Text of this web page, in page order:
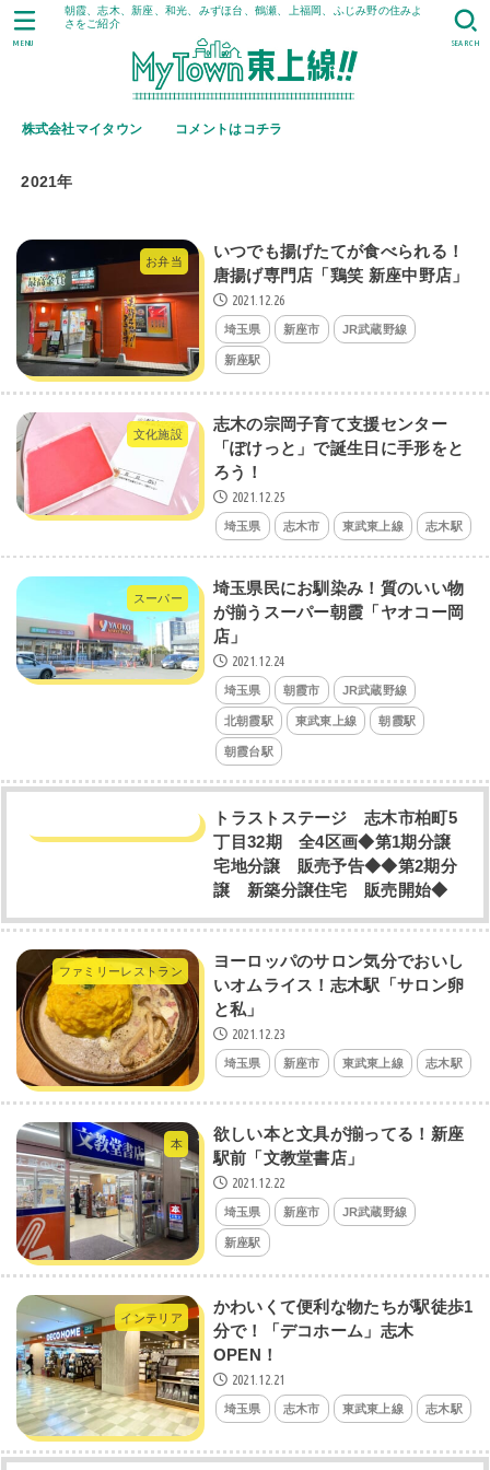
朝霞、志木、新座、和光、みずほ台、鶴瀬、上福岡、ふじみ野の住みよ
さをご紹介
株式会社マイタウン コメントはコチラ
SEARCH
MENU
2021年
お弁当
いつでも揚げたてが食べられる！
唐揚げ専門店「鶏笑 新座中野店」
2021.12.26
埼玉県 新座市 JR武蔵野線
新座駅
文化施設
志木の宗岡子育て支援センター
「ぽけっと」で誕生日に手形をと
ろう！
2021.12.25
埼玉県 志木市 東武東上線 志木駅
スーパー
埼玉県民にお馴染み！質のいい物
が揃うスーパー朝霞「ヤオコー岡
店」
2021.12.24
埼玉県 朝霞市 JR武蔵野線
北朝霞駅 東武東上線 朝霞駅
朝霞台駅
トラストステージ 志木市柏町5
丁目32期 全4区画◆第1期分譲
宅地分譲 販売予告◆◆第2期分
譲 新築分譲住宅 販売開始◆
ファミリーレストラン
ヨーロッパのサロン気分でおいし
いオムライス！志木駅「サロン卵
と私」
2021.12.23
埼玉県 新座市 東武東上線 志木駅
本
欲しい本と文具が揃ってる！新座
駅前「文教堂書店」
2021.12.22
埼玉県 新座市 JR武蔵野線
新座駅
インテリア
かわいくて便利な物たちが駅徒歩1
分で！「デコホーム」志木
OPEN！
2021.12.21
埼玉県 志木市 東武東上線 志木駅